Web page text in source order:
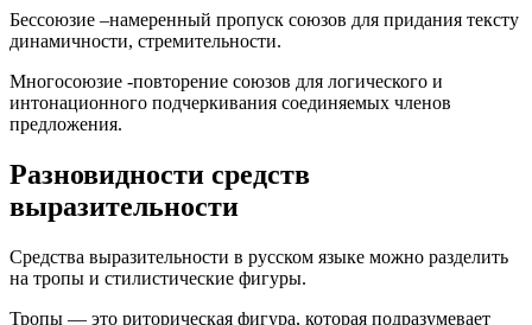
Бессоюзие –намеренный пропуск союзов для придания тексту
динамичности, стремительности.
Многосоюзие -повторение союзов для логического и
интонационного подчеркивания соединяемых членов
предложения.
Разновидности средств
выразительности
Средства выразительности в русском языке можно разделить
на тропы и стилистические фигуры.
Тропы — это риторическая фигура, которая подразумевает